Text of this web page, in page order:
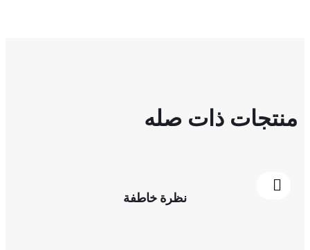
منتجات ذات صله
نظرة خاطفة